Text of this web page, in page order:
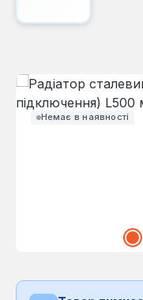
Немає в наявності
Пропустити